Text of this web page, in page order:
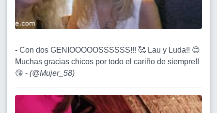
- Con dos GENIOOOOOSSSSSS!!! 🥰 Lau y Luda!! 😊
Muchas gracias chicos por todo el cariño de siempre!!
😘 - (@Mujer_58)